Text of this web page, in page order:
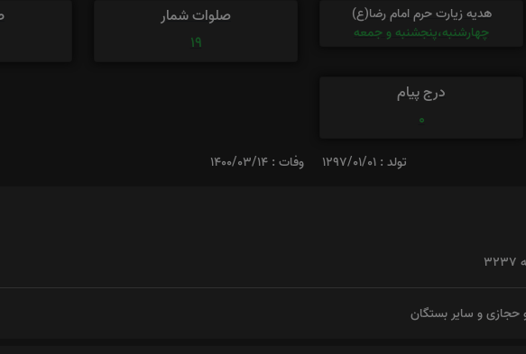
هدیه زیارت حرم امام رضا(ع)
چهارشنبه،پنجشنبه و جمعه
صلوات شمار
19
درج پیام
0
تولد : 1297/01/01 وفات : 1400/03/14
حجازی و سایر بستگان